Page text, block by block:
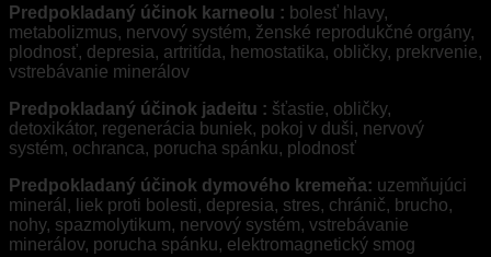
Predpokladaný účinok karneolu : bolesť hlavy,
metabolizmus, nervový systém, ženské reprodukčné orgány,
plodnosť, depresia, artritída, hemostatika, obličky, prekrvenie,
vstrebávanie minerálov
Predpokladaný účinok jadeitu : šťastie, obličky,
detoxikátor, regenerácia buniek, pokoj v duši, nervový
systém, ochranca, porucha spánku, plodnosť
Predpokladaný účinok dymového kremeňa: uzemňujúci
minerál, liek proti bolesti, depresia, stres, chránič, brucho,
nohy, spazmolytikum, nervový systém, vstrebávanie
minerálov, porucha spánku, elektromagnetický smog